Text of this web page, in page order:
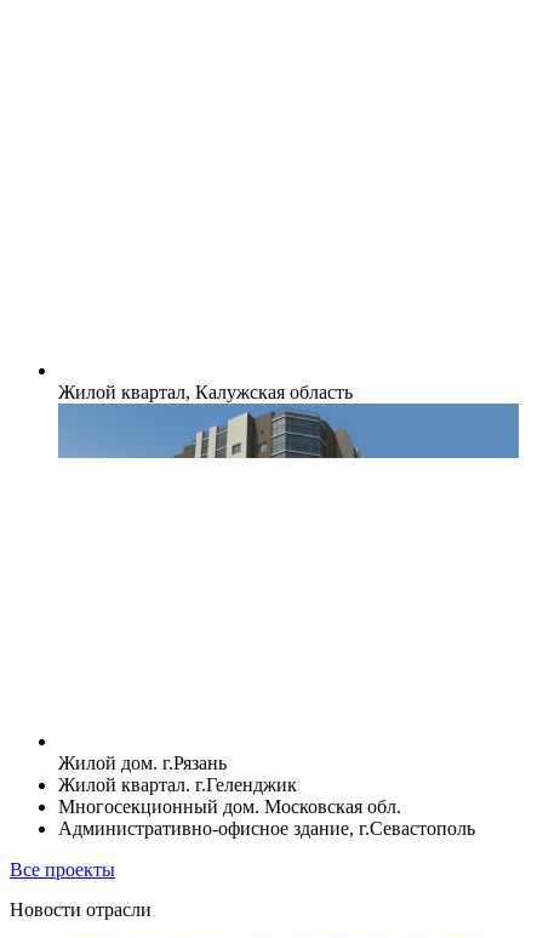
Жилой квартал, Калужская область
Жилой дом. г.Рязань
Жилой квартал. г.Геленджик
Многосекционный дом. Московская обл.
Административно-офисное здание, г.Севастополь
Все проекты
Новости отрасли